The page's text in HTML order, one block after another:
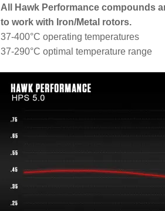
All Hawk Performance compounds
to work with Iron/Metal rotors.
37-400°C operating temperatures
37-290°C optimal temperature range